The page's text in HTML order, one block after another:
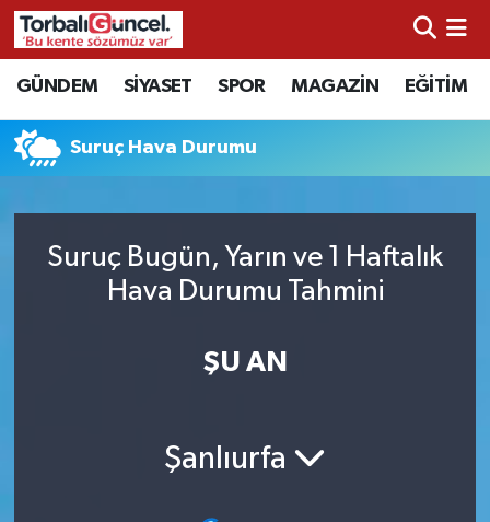
GÜNDEM SİYASET SPOR MAGAZİN EĞİTİM
Suruç Hava Durumu
Suruç Bugün, Yarın ve 1 Haftalık
Hava Durumu Tahmini
ŞU AN
Şanlıurfa
İzmir Nöbetçi Eczaneler
İzmir Hava Durumu
İzmir Trafik Yoğunluk Haritası
Süper Lig Puan Durumu ve Fikstür